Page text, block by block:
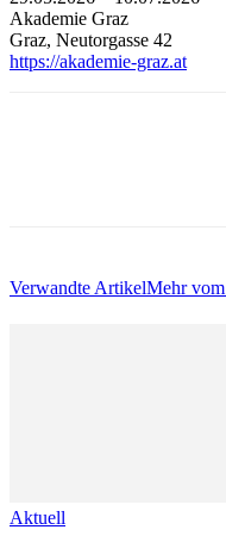
Akademie Graz
Graz, Neutorgasse 42
https://akademie-graz.at
Verwandte ArtikelMehr
Aktuell